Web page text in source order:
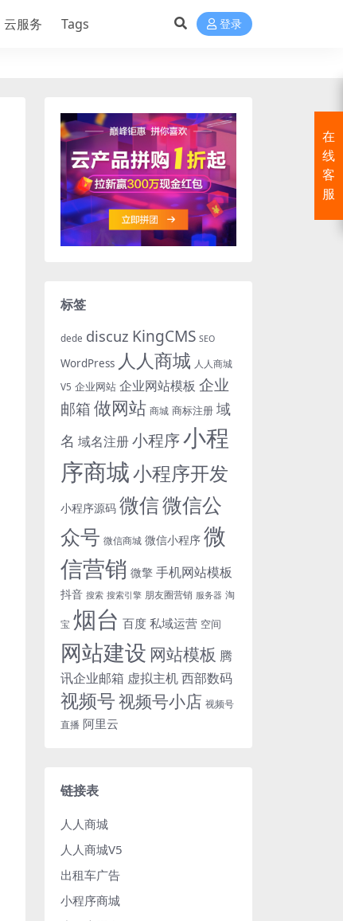
云服务 Tags 登录
标签
dede discuz KingCMS SEO
WordPress 人人商城 人人商城
V5 企业网站 企业网站模板 企业
邮箱 做网站 商城 商标注册 域
名 域名注册小程序小程
序商城小程序开发
小程序源码 微信微信公
众号 微信商城 微信小程序 微
信营销 微擎 手机网站模板
抖音 搜索 搜索引擎 朋友圈营销 服务器 淘
宝 烟台 百度 私域运营 空间
网站建设 网站模板 腾
讯企业邮箱 虚拟主机西部数码
视频号视频号小店 视频号
直播 阿里云
链接表
人人商城
人人商城V5
出租车广告
小程序商城
在
线
客
服